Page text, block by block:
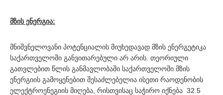
მზის ენერგია:
მნიშვნელოვანი პოტენციალის მიუხედავად მზის ენერგეტიკა
საქართველოში განვითარებული არ არის. თეორიული
გათვლებით წლის განმავლობაში საქართველოში მზის
ენერგიის გამოყენებით შესაძლებელია ისეთი რაოდენობის
ელექტროენეგიის მიღება, რისთვისაც საჭირო იქნება 32.5